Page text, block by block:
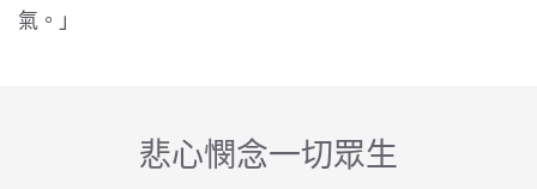
氣。」
悲心憫念一切眾生